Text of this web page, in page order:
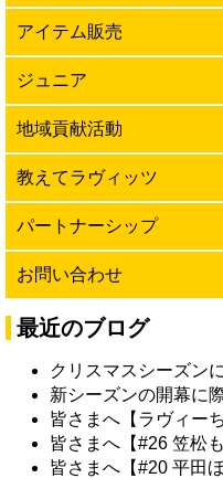
アイテム販売
ジュニア
地域貢献活動
教えてラヴィッツ
パートナーシップ
お問い合わせ
最近のブログ
クリスマスシーズン
新シーズンの開幕に
皆さまへ【ラヴィー
皆さまへ【#26 笠松も
皆さまへ【#20 平田ほ